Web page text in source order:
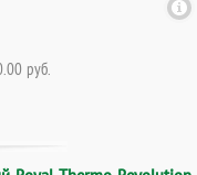
руб.